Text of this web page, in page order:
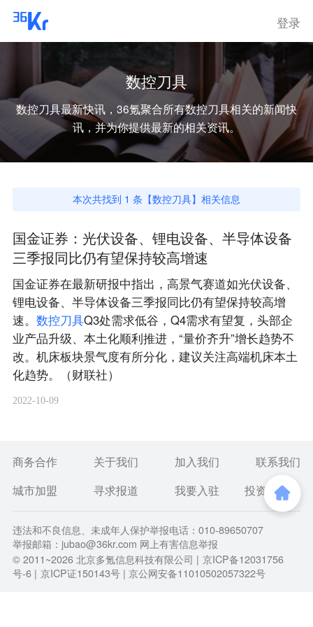
登录
数控刀具
数控刀具最新快讯，36氪聚合所有数控刀具相关的新闻快
讯，并为你提供最新的相关资讯。
本次共找到 1 条【数控刀具】相关信息
国金证券：光伏设备、锂电设备、半导体设备
三季报同比仍有望保持较高增速
国金证券在最新研报中指出，高景气赛道如光伏设备、
锂电设备、半导体设备三季报同比仍有望保持较高增
速。 数控刀具Q3处需求低谷，Q4需求有望复，头部企
业产品升级、本土化顺利推进，“量价齐升”增长趋势不
改。机床板块景气度有所分化，建议关注高端机床本土
化趋势。（财联社）
2022-10-09
商务合作 关于我们 加入我们
联系我们
城市加盟
寻求报道 我要入驻 投资者关系
违法和不良信息、未成年人保护举报电话：010-89650707
举报邮箱：jubao@36kr.com 网上有害信息举报
© 2011~2026北京多氪信息科技有限公司 | 京ICP备12031756
号-6 | 京ICP证150143号 | 京公网安备11010502057322号